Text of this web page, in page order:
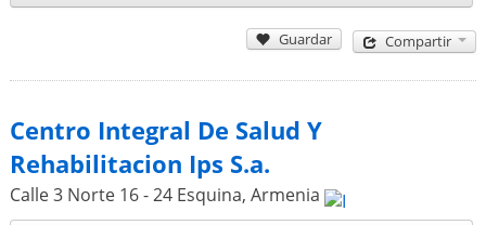
Guardar Compartir
Centro Integral De Salud Y
Rehabilitacion Ips S.a.
Calle 3 Norte 16 - 24 Esquina, Armenia